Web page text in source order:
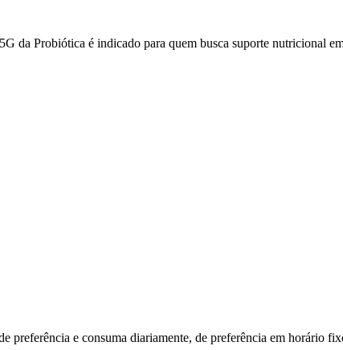
Probiótica é indicado para quem busca suporte nutricional
preferência e consuma diariamente, de preferência em horário